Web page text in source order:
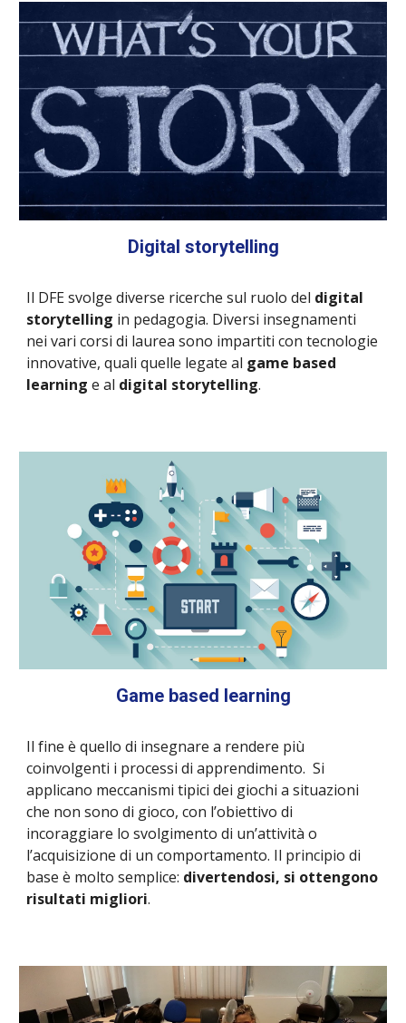
Digital storytelling
Il DFE svolge diverse ricerche sul ruolo del digital
storytelling in pedagogia. Diversi insegnamenti
nei vari corsi di laurea sono impartiti con tecnologie
innovative, quali quelle legate al game based
learning e al digital storytelling.
Game based learning
Il fine è quello di insegnare a rendere più
coinvolgenti i processi di apprendimento. Si
applicano meccanismi tipici dei giochi a situazioni
che non sono di gioco, con l’obiettivo di
incoraggiare lo svolgimento di un’attività o
l’acquisizione di un comportamento. Il principio di
base è molto semplice: divertendosi, si ottengono
risultati migliori.